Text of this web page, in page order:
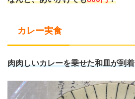
カレー実食
肉肉しいカレーを乗せた和皿が到着